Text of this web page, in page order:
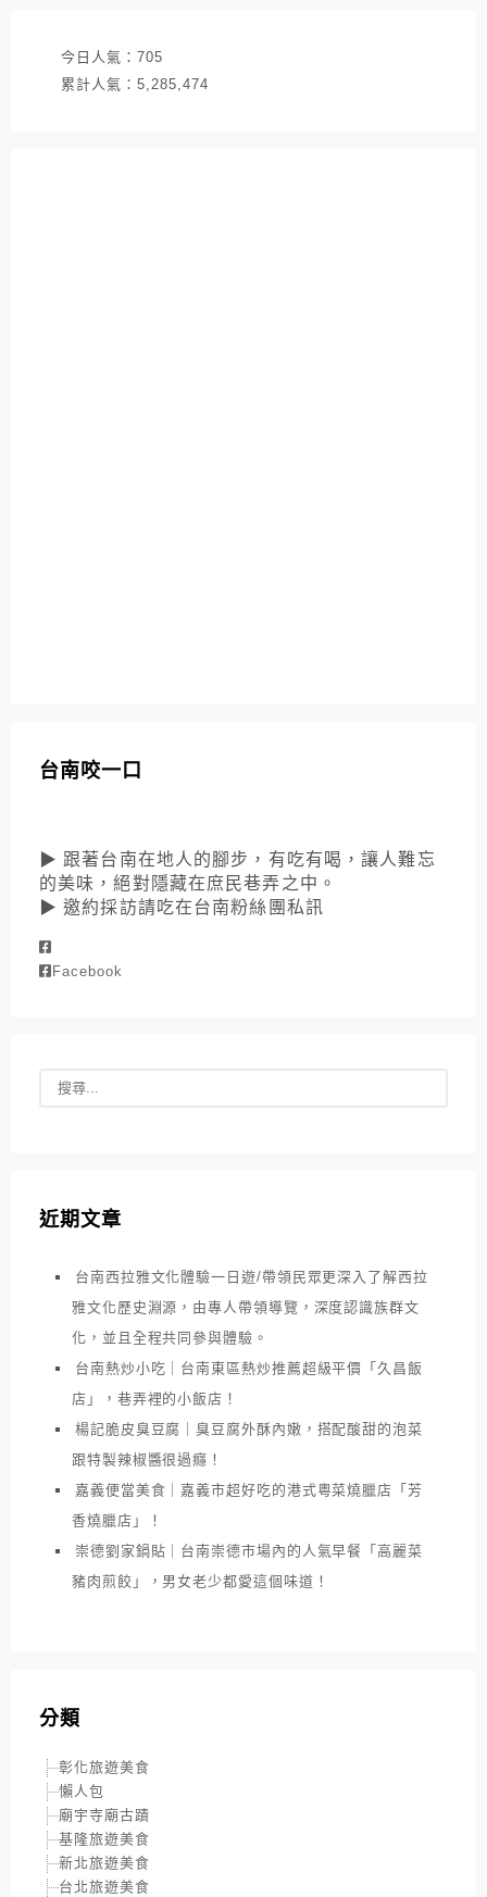
今日人氣： 705
累計人氣： 5,285,474
台南咬一口
▶ 跟著台南在地人的腳步，有吃有喝，讓人難忘
的美味，絕對隱藏在庶民巷弄之中。
▶ 邀約採訪請吃在台南粉絲團私訊
Facebook
近期文章
台南西拉雅文化體驗一日遊/帶領民眾更深入了解西拉
雅文化歷史淵源，由專人帶領導覽，深度認識族群文
化，並且全程共同參與體驗。
台南熱炒小吃｜台南東區熱炒推薦超級平價「久昌飯
店」，巷弄裡的小飯店！
楊記脆皮臭豆腐｜臭豆腐外酥內嫩，搭配酸甜的泡菜
跟特製辣椒醬很過癮！
嘉義便當美食｜嘉義市超好吃的港式粵菜燒臘店「芳
香燒臘店」！
崇德劉家鍋貼｜台南崇德市場內的人氣早餐「高麗菜
豬肉煎餃」，男女老少都愛這個味道！
分類
彰化旅遊美食
懶人包
廟宇寺廟古蹟
基隆旅遊美食
新北旅遊美食
台北旅遊美食